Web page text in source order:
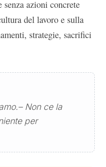
azioni concrete
del lavoro e sulla
strategie, sacrifici
Non ce la
per